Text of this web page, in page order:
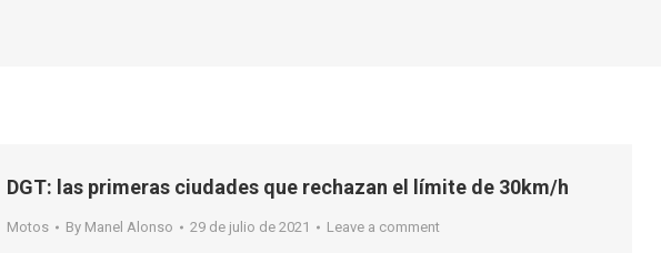
DGT: las primeras ciudades que rechazan el límite de 30km/h
Motos By Manel Alonso 29 de julio de 2021 Leave a comment